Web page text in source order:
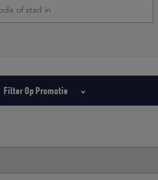
Filter Op Promotie